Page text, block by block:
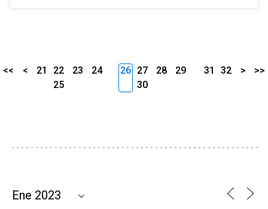
<< < 21 22 23
24
25
26 27 28
29
30
31 32 > >>